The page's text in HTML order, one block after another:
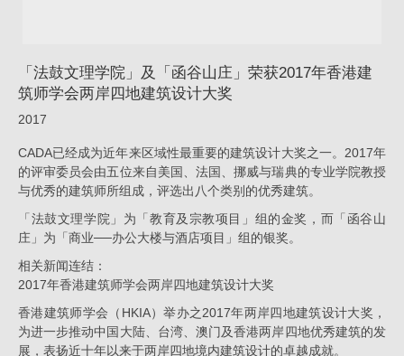
香
筑
师
学
会
岸
四
地
「法鼓文理学院」及「函谷山庄」荣获2017年香港建
筑师学会两岸四地建筑设计大奖
2017
CADA已经成为近年来区域性最重要的建筑设计大奖之一。2017年
的评审委员会由五位来自美国、法国、挪威与瑞典的专业学院教授
与优秀的建筑师所组成，评选出八个类别的优秀建筑。
「法鼓文理学院」为「教育及宗教项目」组的金奖，而「函谷山
庄」为「商业──办公大楼与酒店项目」组的银奖。
相关新闻连结：
2017年香港建筑师学会两岸四地建筑设计大奖
香港建筑师学会（HKIA）举办之2017年两岸四地建筑设计大奖，
为进一步推动中国大陆、台湾、澳门及香港两岸四地优秀建筑的发
展，表扬近十年以来于两岸四地境内建筑设计的卓越成就。